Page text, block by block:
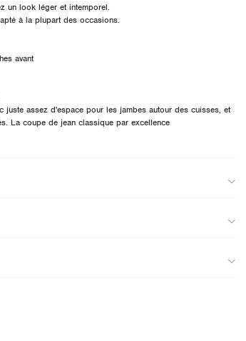
un look léger et intemporel.
à la plupart des occasions.
avant
assez d'espace pour les jambes autour des cuisses, et
a des jambes droites et des bas de jambes légèrement fuselés. La coupe de jean classique par excellence